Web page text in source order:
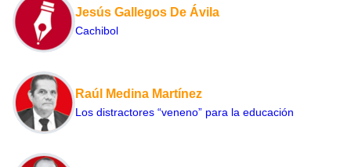
Jesús Gallegos De Ávila
Cachibol
Raúl Medina Martínez
Los distractores “veneno” para la educación